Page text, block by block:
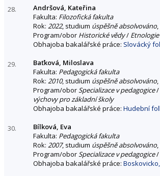
28.
Andršová, Kateřina
Fakulta: Filozofická fakulta
Rok: 2022, studium úspěšně absolvováno
Program/obor Historické vědy/ Etnologie
Obhajoba bakalářské práce: Slovácký
29.
Baťková, Miloslava
Fakulta: Pedagogická fakulta
Rok: 2010, studium úspěšně absolvováno
Program/oborSpecializace v pedagogice/
výchovy pro základní školy
Obhajoba bakalářské práce: Hudební
30.
Bílková, Eva
Fakulta: Pedagogická fakulta
Rok: 2007, studium úspěšně absolvováno
Program/oborSpecializace v pedagogice/
Obhajoba bakalářské práce: